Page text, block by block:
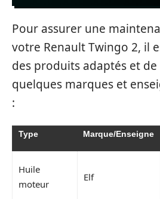
Pour assurer une
votre Renault Twingo 2, il
des produits adaptés et
quelques marques et
:
Type Marque/Enseigne
Huile
moteur
Elf